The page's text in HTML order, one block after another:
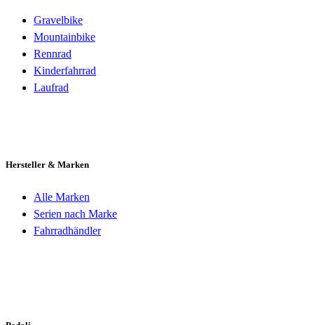
Gravelbike
Mountainbike
Rennrad
Kinderfahrrad
Laufrad
Hersteller & Marken
Alle Marken
Serien nach Marke
Fahrradhändler